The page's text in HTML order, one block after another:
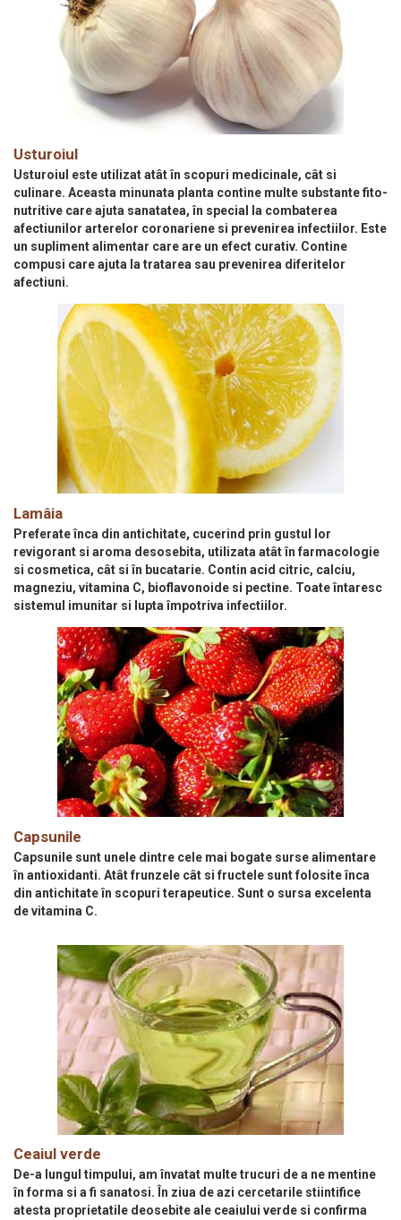
Usturoiul
Usturoiul este utilizat atât în scopuri medicinale, cât si
culinare. Aceasta minunata planta contine multe substante fito-
nutritive care ajuta sanatatea, în special la combaterea
afectiunilor arterelor coronariene si prevenirea infectiilor. Este
un supliment alimentar care are un efect curativ. Contine
compusi care ajuta la tratarea sau prevenirea diferitelor
afectiuni.
Lamâia
Preferate înca din antichitate, cucerind prin gustul lor
revigorant si aroma desosebita, utilizata atât în farmacologie
si cosmetica, cât si în bucatarie. Contin acid citric, calciu,
magneziu, vitamina C, bioflavonoide si pectine. Toate întaresc
sistemul imunitar si lupta împotriva infectiilor.
Capsunile
Capsunile sunt unele dintre cele mai bogate surse alimentare
în antioxidanti. Atât frunzele cât si fructele sunt folosite înca
din antichitate în scopuri terapeutice. Sunt o sursa excelenta
de vitamina C.
Ceaiul verde
De-a lungul timpului, am învatat multe trucuri de a ne mentine
în forma si a fi sanatosi. În ziua de azi cercetarile stiintifice
atesta proprietatile deosebite ale ceaiului verde si confirma